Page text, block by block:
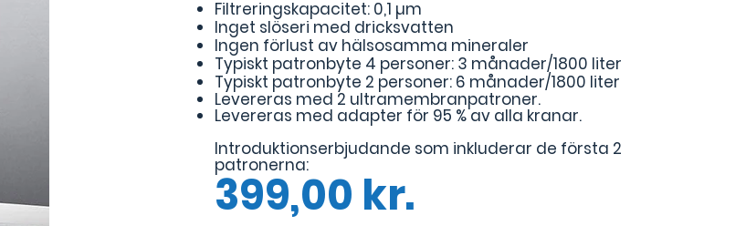
Filtreringskapacitet: 0,1 µm
Inget slöseri med dricksvatten
Ingen förlust av hälsosamma mineraler
Typiskt patronbyte 4 personer: 3 månader/1800 liter
Typiskt patronbyte 2 personer: 6 månader/1800 liter
Levereras med 2 ultramembranpatroner.
Levereras med adapter för 95 % av alla kranar.
Introduktionserbjudande som inkluderar de första 2
patronerna:
399,00 kr.